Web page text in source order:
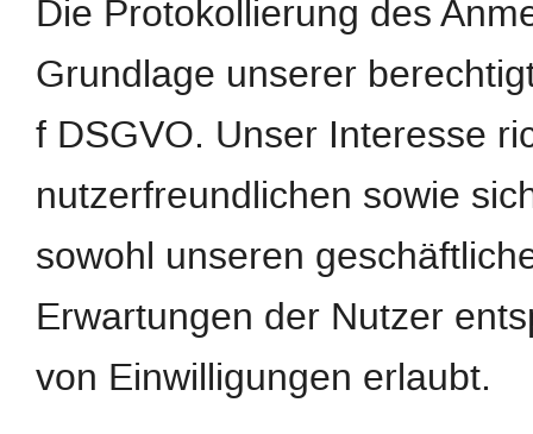
Die Protokollierung des
Grundlage unserer
f DSGVO. Unser Interesse
nutzerfreundlichen sowie
sowohl unseren
Erwartungen der Nutzer
von Einwilligungen erlaubt.